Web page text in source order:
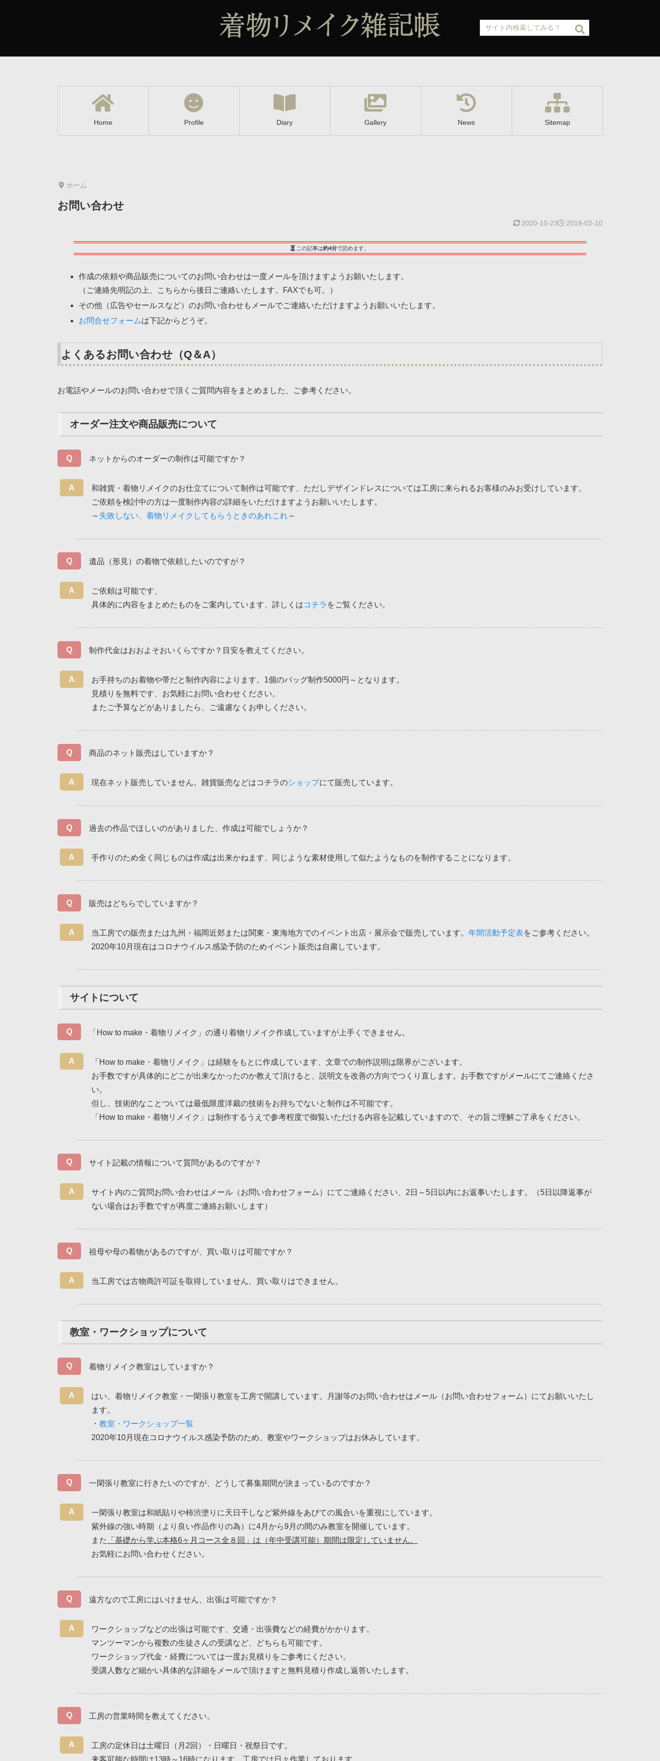
Home Profile Diary Gallery News Sitemap
ホーム
お問い合わせ
2019-02-10
2020-10-23
この記事は約4分で読めます。
作成の依頼や商品販売についてのお問い合わせは一度メールを頂けますようお願いたします。
（ご連絡先明記の上、こちらから後日ご連絡いたします。FAXでも可。）
その他（広告やセールスなど）のお問い合わせもメールでご連絡いただけますようお願いいたします。
お問合せフォームは下記からどうぞ。
よくあるお問い合わせ（Q＆A）
お電話やメールのお問い合わせで頂くご質問内容をまとめました、ご参考ください。
オーダー注文や商品販売について
ネットからのオーダーの制作は可能ですか？
和雑貨・着物リメイクのお仕立てについて制作は可能です、ただしデザインドレスについては工房に来られるお客様のみお受けしています。
ご依頼を検討中の方は一度制作内容の詳細をいただけますようお願いいたします。
～ 失敗しない、着物リメイクしてもらうときのあれこれ～
遺品（形見）の着物で依頼したいのですが？
ご依頼は可能です、
具体的に内容をまとめたものをご案内しています、詳しくはコチラ をご覧ください。
制作代金はおおよそおいくらですか？目安を教えてください。
お手持ちのお着物や帯だと制作内容によります。1個のバッグ制作5000円～となります。
見積りを無料です、お気軽にお問い合わせください。
またご予算などがありましたら、ご遠慮なくお申しください。
商品のネット販売はしていますか？
現在ネット販売していません。雑貨販売などはコチラのショップにて販売しています。
過去の作品でほしいのがありました、作成は可能でしょうか？
手作りのため全く同じものは作成は出来かねます、同じような素材使用して似たようなものを制作することになります。
販売はどちらでしていますか？
当工房での販売または九州・福岡近郊または関東・東海地方でのイベント出店・展示会で販売しています。 年間活動予定表をご参考ください。
2020年10月現在はコロナウイルス感染予防のためイベント販売は自粛しています。
サイトについて
「How to make・着物リメイク」の通り着物リメイク作成していますが上手くできません。
「How to make・着物リメイク」は経験をもとに作成しています、文章での制作説明は限界がございます。
お手数ですが具体的にどこが出来なかったのか教えて頂けると、説明文を改善の方向でつくり直します。お手数ですがメールにてご連絡くださ
い。
但し、技術的なことついては最低限度洋裁の技術をお持ちでないと制作は不可能です。
「How to make・着物リメイク」は制作するうえで参考程度で御覧いただける内容を記載していますので、その旨ご理解ご了承をください。
サイト記載の情報について質問があるのですが？
サイト内のご質問お問い合わせはメール（お問い合わせフォーム）にてご連絡ください、2日～5日以内にお返事いたします。（5日以降返事が
ない場合はお手数ですが再度ご連絡お願いします）
祖母や母の着物があるのですが、買い取りは可能ですか？
当工房では古物商許可証を取得していません、買い取りはできません。
教室・ワークショップについて
着物リメイク教室はしていますか？
はい、着物リメイク教室・一閑張り教室を工房で開講しています。月謝等のお問い合わせはメール（お問い合わせフォーム）にてお願いいたし
ます。
・ 教室・ワークショップ一覧
2020年10月現在コロナウイルス感染予防のため、教室やワークショップはお休みしています。
一閑張り教室に行きたいのですが、どうして募集期間が決まっているのですか？
一閑張り教室は和紙貼りや柿渋塗りに天日干しなど紫外線をあびての風合いを重視にしています。
紫外線の強い時期（より良い作品作りの為）に4月から9月の間のみ教室を開催しています。
また
「基礎から学ぶ本格6ヶ月コース全８回」は（年中受講可能）期間は限定していません。
お気軽にお問い合わせください。
遠方なので工房にはいけません、出張は可能ですか？
ワークショップなどの出張は可能です、交通・出張費などの経費がかかります。
マンツーマンから複数の生徒さんの受講など、どちらも可能です。
ワークショップ代金・経費については一度お見積りをご参考にください。
受講人数など細かい具体的な詳細をメールで頂けますと無料見積り作成し返答いたします。
工房の営業時間を教えてください。
工房の定休日は土曜日（月2回）・日曜日・祝祭日です。
来客可能な時間は13時～16時になります。工房では日々作業しております。